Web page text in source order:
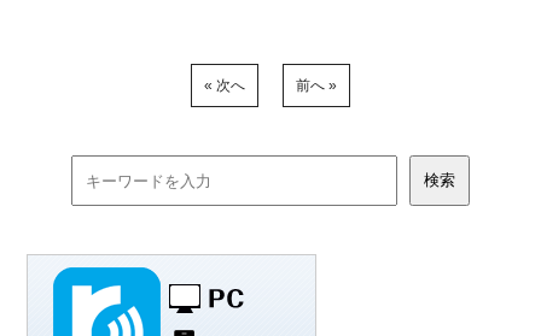
« 次へ 前へ »